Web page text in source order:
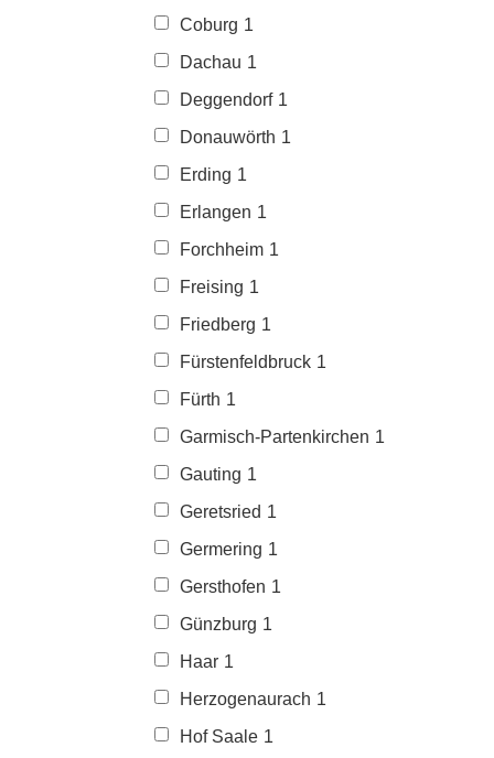
Coburg 1
Dachau 1
Deggendorf 1
Donauwörth 1
Erding 1
Erlangen 1
Forchheim 1
Freising 1
Friedberg 1
Fürstenfeldbruck 1
Fürth 1
Garmisch-Partenkirchen 1
Gauting 1
Geretsried 1
Germering 1
Gersthofen 1
Günzburg 1
Haar 1
Herzogenaurach 1
Hof Saale 1